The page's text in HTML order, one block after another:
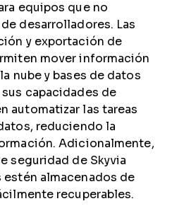
equipos que no
desarrolladores. Las
y exportación de
mover información
nube y bases de datos
capacidades de
automatizar las tareas
reduciendo la
Adicionalmente,
seguridad de Skyvia
estén almacenados de
recuperables.